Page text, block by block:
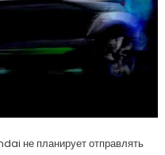
не планирует отправлять